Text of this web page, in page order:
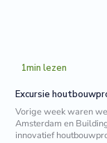
1min lezen
Excursie
Vorige week waren
Amsterdam en
innovatief